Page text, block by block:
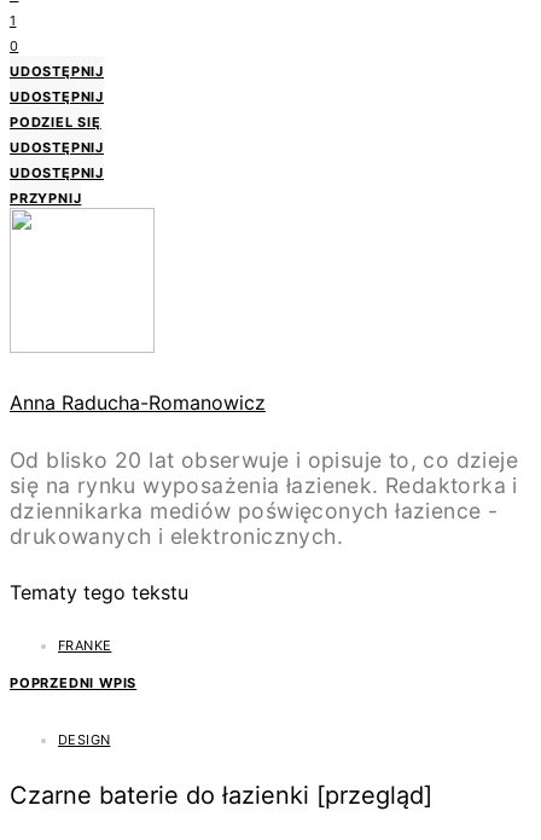
1
0
UDOSTĘPNIJ
UDOSTĘPNIJ
PODZIEL SIĘ
UDOSTĘPNIJ
UDOSTĘPNIJ
PRZYPNIJ
Anna Raducha-Romanowicz
Od blisko 20 lat obserwuje i opisuje to, co dzieje
się na rynku wyposażenia łazienek. Redaktorka i
dziennikarka mediów poświęconych łazience -
drukowanych i elektronicznych.
Tematy tego tekstu
FRANKE
POPRZEDNI WPIS
DESIGN
Czarne baterie do łazienki [przegląd]